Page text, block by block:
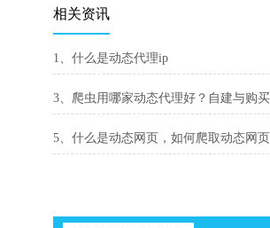
相关资讯
1、什么是动态代理ip
5、什么是动态网页，如何爬取动态网页